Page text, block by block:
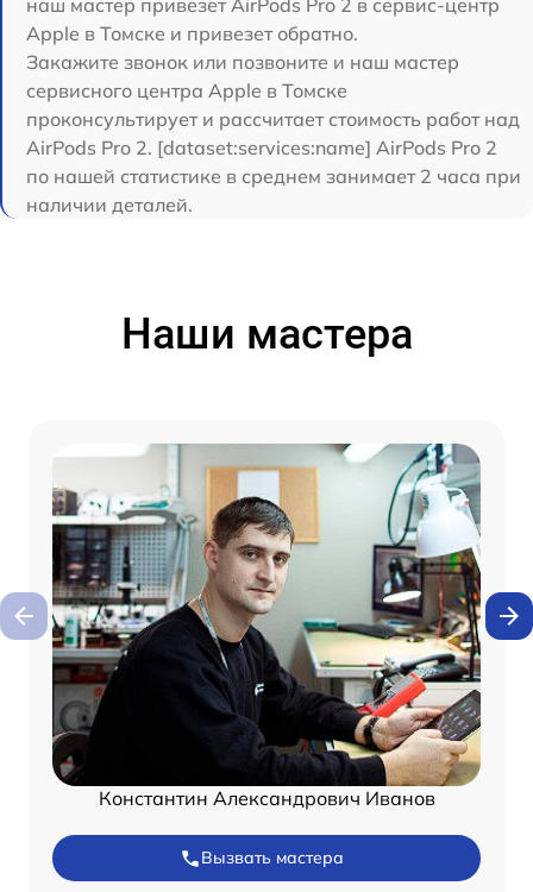
наш мастер привезет AirPods Pro 2 в сервис-центр
Apple в Томске и привезет обратно.
Закажите звонок или позвоните и наш мастер
сервисного центра Apple в Томске
проконсультирует и рассчитает стоимость работ над
AirPods Pro 2. [dataset:services:name] AirPods Pro 2
по нашей статистике в среднем занимает 2 часа при
наличии деталей.
Наши мастера
Константин Александрович Иванов
Вызвать мастера